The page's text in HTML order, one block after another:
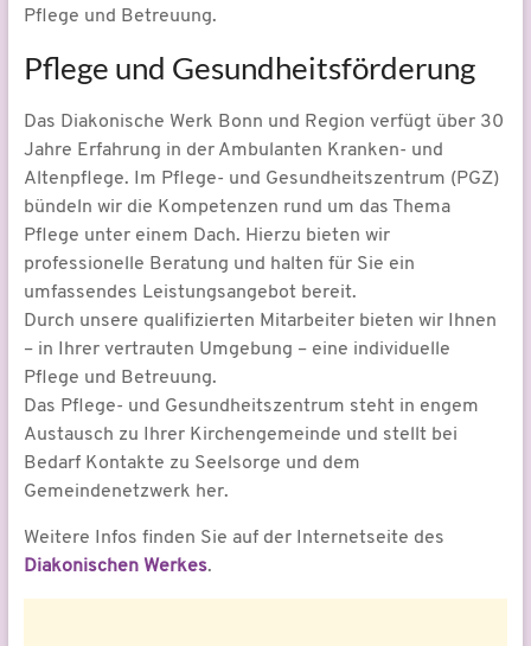
Pflege und Betreuung.
Pflege und Gesundheitsförderung
Das Diakonische Werk Bonn und Region verfügt über 30
Jahre Erfahrung in der Ambulanten Kranken- und
Altenpflege. Im Pflege- und Gesundheitszentrum (PGZ)
bündeln wir die Kompetenzen rund um das Thema
Pflege unter einem Dach. Hierzu bieten wir
professionelle Beratung und halten für Sie ein
umfassendes Leistungsangebot bereit.
Durch unsere qualifizierten Mitarbeiter bieten wir Ihnen
– in Ihrer vertrauten Umgebung – eine individuelle
Pflege und Betreuung.
Das Pflege- und Gesundheitszentrum steht in engem
Austausch zu Ihrer Kirchengemeinde und stellt bei
Bedarf Kontakte zu Seelsorge und dem
Gemeindenetzwerk her.
Weitere Infos finden Sie auf der Internetseite des
Diakonischen Werkes.